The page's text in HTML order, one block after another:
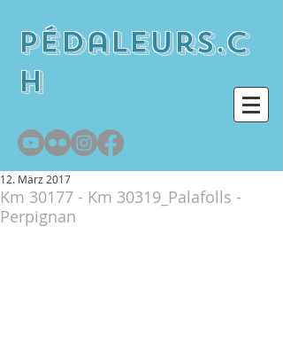
pédaleurs.c
h
Km 30177 - Km 30319_Palafolls -
Perpignan
12. März 2017